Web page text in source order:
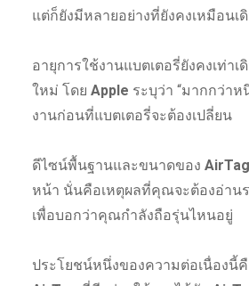
แต่ก็ยังมีหลายอย่างที่ยังคงเหมือนเ
อายุการใช้งานแบตเตอรี่ยังคงเท่าเ
ใหม่ โดย Apple ระบุว่า “มากกว่าห
งานก่อนที่แบตเตอรี่จะต้องเปลี่ยน
ดีไซน์พื้นฐานและขนาดของ
หน้า นั่นคือเหตุผลที่คุณจะต้องอ่านร
เพื่อบอกว่าคุณกำลังถือรุ่นไหนอยู่
ประโยชน์หนึ่งของความต่อเนื่องนี้